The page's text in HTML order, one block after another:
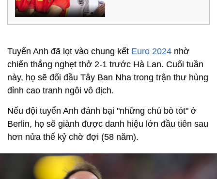
Tuyển Anh đã lọt vào chung kết Euro 2024 nhờ
chiến thắng nghẹt thở 2-1 trước Hà Lan. Cuối tuần
này, họ sẽ đối đầu Tây Ban Nha trong trận thư hùng
đỉnh cao tranh ngôi vô địch.
Nếu đội tuyển Anh đánh bại "những chú bò tót" ở
Berlin, họ sẽ giành được danh hiệu lớn đầu tiên sau
hơn nửa thế kỷ chờ đợi (58 năm).